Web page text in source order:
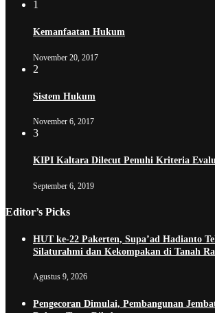
1
Kemanfaatan Hukum
November 20, 2017
2
Sistem Hukum
November 6, 2017
3
KIPI Kaltara Dilecut Penuhi Kriteria
September 6, 2019
Editor’s Picks
HUT ke-22 Pakerten, Supa’ad Hadianto
Silaturahmi dan Kekompakan di Tanah
Agustus 9, 2026
Pengecoran Dimulai, Pembangunan